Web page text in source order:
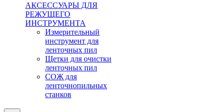
АКСЕССУАРЫ ДЛЯ
РЕЖУЩЕГО
ИНСТРУМЕНТА
Измерительный
инструмент для
ленточных пил
Щетки для очистки
ленточных пил
СОЖ для
ленточнопильных
станков